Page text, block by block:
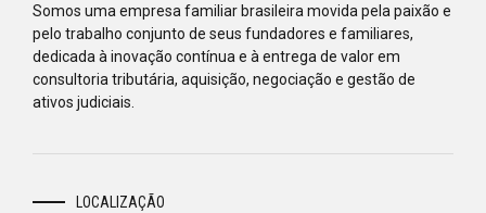
Somos uma empresa familiar brasileira movida pela paixão e
pelo trabalho conjunto de seus fundadores e familiares,
dedicada à inovação contínua e à entrega de valor em
consultoria tributária, aquisição, negociação e gestão de
ativos judiciais.
LOCALIZAÇÃO